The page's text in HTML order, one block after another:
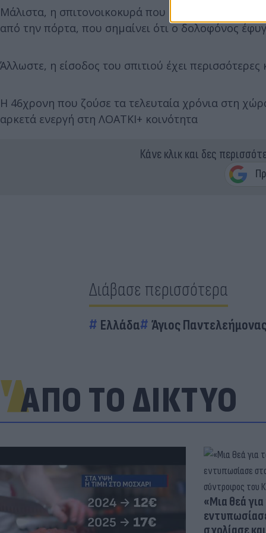
Μάλιστα, η σπιτονοικοκυρά που εντόπισε το
από την πόρτα, που σημαίνει ότι ο δολοφόνος
Άλλωστε, η είσοδος του σπιτιού έχει
Η 46χρονη που ζούσε τα τελευταία χρόνια στη
αρκετά ενεργή στη ΛΟΑΤΚΙ+ κοινότητα
Κάνε κλικ και δες
Διάβασε περισσότερα
Ελλάδα Άγιος
ΑΠΟ ΤΟ ΔΙΚΤΥΟ
«Μια θεά